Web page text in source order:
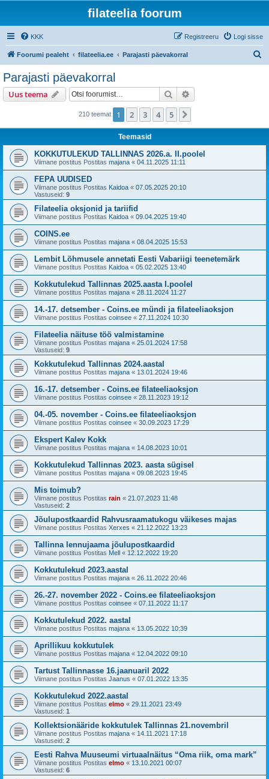
filateelia foorum
KKK Logi sisse
Registreeru
Foorumi pealeht filateelia.ee Parajasti päevakorral
Parajasti päevakorral
Uus teema Otsi
210 teemat 1 2 3 4 5
Teemasid
KOKKUTULEKUD TALLINNAS 2026.a. II.poolel
Viimane postitus Postitas majana « 04.11.2025 11:11
FEPA UUDISED
Viimane postitus Postitas Kaidoa « 07.05.2025 20:10
Vastuseid: 9
Filateelia oksjonid ja tariifid
Viimane postitus Postitas Kaidoa « 09.04.2025 19:40
COINS.ee
Viimane postitus Postitas majana « 08.04.2025 15:53
Lembit Lõhmusele annetati Eesti Vabariigi teenetemärk
Viimane postitus Postitas Kaidoa « 05.02.2025 13:40
Kokkutulekud Tallinnas 2025.aasta I.poolel
Viimane postitus Postitas majana « 28.11.2024 11:27
14.-17. detsember - Coins.ee mündi ja filateeliaoksjon
Viimane postitus Postitas coinsee « 27.11.2024 10:30
Filateelia näituse töö valmistamine
Viimane postitus Postitas majana « 25.01.2024 17:58
Vastuseid: 9
Kokkutulekud Tallinnas 2024.aastal
Viimane postitus Postitas majana « 13.01.2024 19:46
16.-17. detsember - Coins.ee filateeliaoksjon
Viimane postitus Postitas coinsee « 28.11.2023 19:12
04.-05. november - Coins.ee filateeliaoksjon
Viimane postitus Postitas coinsee « 30.09.2023 17:29
Ekspert Kalev Kokk
Viimane postitus Postitas majana « 14.08.2023 10:01
Kokkutulekud Tallinnas 2023. aasta sügisel
Viimane postitus Postitas majana « 09.08.2023 19:45
Mis toimub?
Viimane postitus Postitas rain « 21.07.2023 11:48
Vastuseid: 2
Jõulupostkaardid Rahvusraamatukogu väikeses majas
Viimane postitus Postitas Xerxes « 21.12.2022 13:23
Tallinna lennujaama jõulupostkaardid
Viimane postitus Postitas Mell « 12.12.2022 19:20
Kokkutulekud 2023.aastal
Viimane postitus Postitas majana « 26.11.2022 20:46
26.-27. november 2022 - Coins.ee filateeliaoksjon
Viimane postitus Postitas coinsee « 07.11.2022 11:17
Kokkutulekud 2022. aastal
Viimane postitus Postitas majana « 13.05.2022 10:39
Aprillikuu kokkutulek
Viimane postitus Postitas majana « 12.04.2022 09:10
Tartust Tallinnasse 16.jaanuaril 2022
Viimane postitus Postitas Jaanus « 07.01.2022 13:35
Kokkutulekud 2022.aastal
Viimane postitus Postitas elmo « 29.11.2021 23:49
Vastuseid: 1
Kollektsionääride kokkutulek Tallinnas 21.novembril
Viimane postitus Postitas majana « 14.11.2021 17:18
Vastuseid: 2
Eesti Rahva Muuseumi virtuaalnäitus “Oma riik, oma mark”
Viimane postitus Postitas elmo « 13.10.2021 00:07
Vastuseid: 6